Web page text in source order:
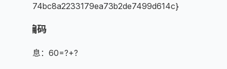
flag{cf74bc8a2233179ea73b2de7499d614c}
简单编码
题目信息：60=?+?